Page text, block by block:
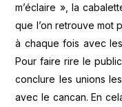
m’éclaire », la
que l’on retrouve mot
à chaque fois avec
Pour faire rire le
conclure les unions
avec le cancan. En